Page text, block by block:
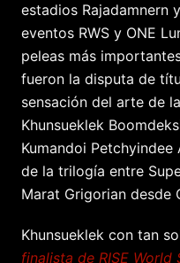
estadios Rajadamnern
eventos RWS y ONE
peleas más
fueron la disputa de
sensación del arte de
Khunsueklek
Kumandoi
de la trilogía entre
Marat Grigorian desde
Khunsueklek con tan
finalista de RISE World